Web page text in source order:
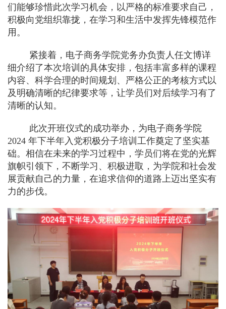
们能够珍惜此次学习机会，以严格的标准要求自己，
积极向党组织靠拢，在学习和生活中发挥先锋模范作
用。
紧接着，电子商务学院党务办负责人任文博详
细介绍了本次培训的具体安排，包括丰富多样的课程
内容、科学合理的时间规划、严格公正的考核方式以
及明确清晰的纪律要求等，让学员们对后续学习有了
清晰的认知。
此次开班仪式的成功举办，为电子商务学院
2024 年下半年入党积极分子培训工作奠定了坚实基
础。相信在未来的学习过程中，学员们将在党的光辉
旗帜引领下，不断学习、积极进取，为学院和社会发
展贡献自己的力量，在追求信仰的道路上迈出坚实有
力的步伐。